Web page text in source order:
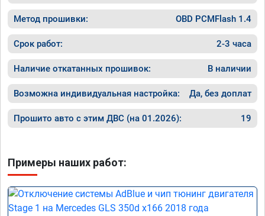
Метод прошивки: OBD PCMFlash 1.4
Срок работ: 2-3 часа
Наличие откатанных прошивок: В наличии
Возможна индивидуальная настройка: Да, без доплат
Прошито авто с этим ДВС (на 01.2026): 19
Примеры наших работ: